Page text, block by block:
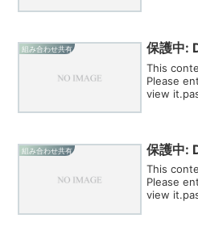
組み合わせ共有 保護中:
This
Please
view
組み合わせ共有 保護中:
This
Please
view